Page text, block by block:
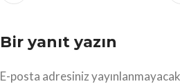
Bir yanıt yazın
E-posta adresiniz